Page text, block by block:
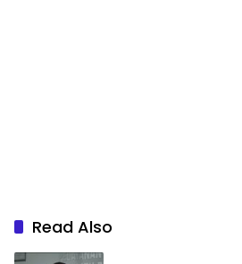
Read Also